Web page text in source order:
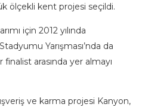
ölçekli kent projesi seçildi.
için 2012 yılında
Yarışması’nda da
finalist arasında yer almayı
ve karma projesi Kanyon,